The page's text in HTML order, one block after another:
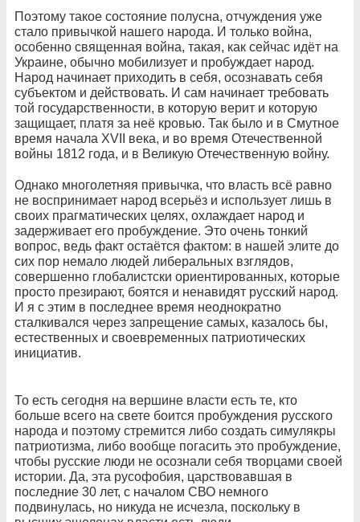
Поэтому такое состояние полусна, отчуждения уже
стало привычкой нашего народа. И только война,
особенно священная война, такая, как сейчас идёт на
Украине, обычно мобилизует и пробуждает народ.
Народ начинает приходить в себя, осознавать себя
субъектом и действовать. И сам начинает требовать
той государственности, в которую верит и которую
защищает, платя за неё кровью. Так было и в Смутное
время начала XVII века, и во время Отечественной
войны 1812 года, и в Великую Отечественную войну.
Однако многолетняя привычка, что власть всё равно
не воспринимает народ всерьёз и использует лишь в
своих прагматических целях, охлаждает народ и
задерживает его пробуждение. Это очень тонкий
вопрос, ведь факт остаётся фактом: в нашей элите до
сих пор немало людей либеральных взглядов,
совершенно глобалистски ориентированных, которые
просто презирают, боятся и ненавидят русский народ.
И я с этим в последнее время неоднократно
сталкивался через запрещение самых, казалось бы,
естественных и своевременных патриотических
инициатив.
То есть сегодня на вершине власти есть те, кто
больше всего на свете боится пробуждения русского
народа и поэтому стремится либо создать симулякры
патриотизма, либо вообще погасить это пробуждение,
чтобы русские люди не осознали себя творцами своей
истории. Да, эта русофобия, царствовавшая в
последние 30 лет, с началом СВО немного
подвинулась, но никуда не исчезла, поскольку в